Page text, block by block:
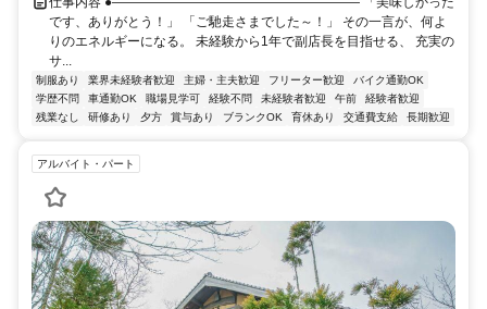
です、ありがとう！」 「ご馳走さまでした～！」 その一言が、何よ
りのエネルギーになる。 未経験から1年で副店長を目指せる、 充実の
サ...
制服あり 業界未経験者歓迎 主婦・主夫歓迎 フリーター歓迎
バイク通勤OK
学歴不問
車通勤OK 職場見学可 経験不問 未経験者歓迎 午前
経験者歓迎
残業なし
研修あり 夕方 賞与あり ブランクOK 育休あり 交通費支給 長期歓迎
アルバイト・パート